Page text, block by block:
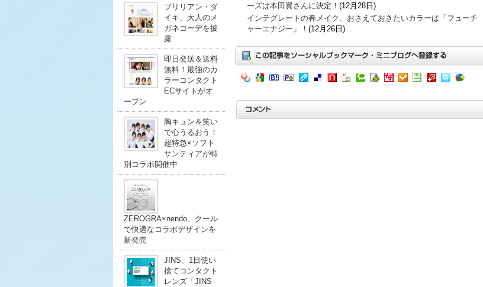
ブリリアン・ダ
イキ、大人のメ
ガネコーデを披
露
即日発送＆送料
無料！最強のカ
ラーコンタクト
ECサイトがオ
ープン
胸キュン＆笑い
で心うるおう！
超特急×ソフト
サンティアが特
別コラボ開催中
ZEROGRA×nendo、クール
で快適なコラボデザインを
新発売
JINS、1日使い
捨てコンタクト
レンズ「JINS
ーズは本田翼さんに決定！ (12月28日)
インテグレートの春メイク、おさえておきたいカラーは「フューチ
ャーエナジー」！ (12月26日)